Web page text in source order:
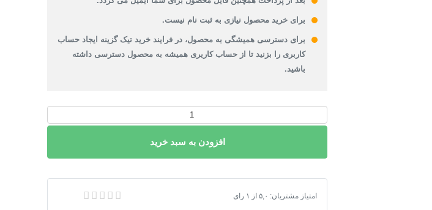
برای خرید محصول نیازی به ثبت نام نیست.
برای دسترسی همیشگی به محصول، در فرایند خرید تیک گزینه ایجاد حساب
کاربری را بزنید تا از حساب کاریری همیشه به محصول دسترسی داشته
باشید.
نقشه
فایل
هرمزگان
افزودن به سبد خرید
دانلود نقشه شیپ فایل محدوده شهرهای هرمزگان 1401
امتیاز مشتریان: ۵,۰ از ۱ رای